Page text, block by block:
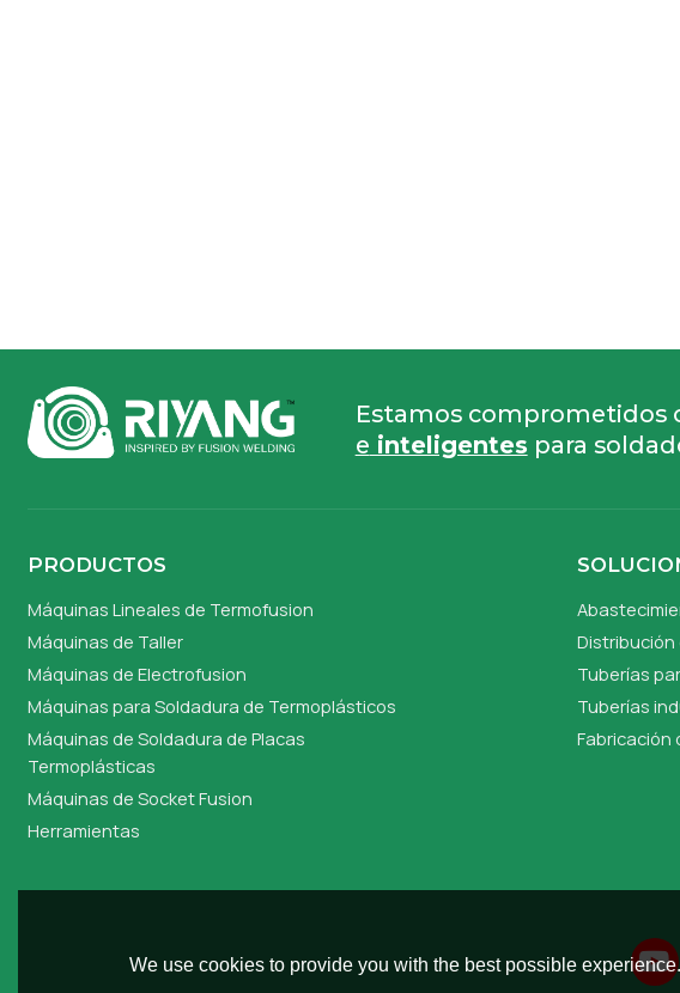
Estamos comprometidos
e inteligentes para
PRODUCTOS
Máquinas Lineales de Termofusion
Máquinas de Taller
Máquinas de Electrofusion
Máquinas para Soldadura de Termoplásticos
Máquinas de Soldadura de Placas
Termoplásticas
Máquinas de Socket Fusion
Herramientas
Tuberías
Tuberías
Fabricación
We use cookies to provide you with the best possible